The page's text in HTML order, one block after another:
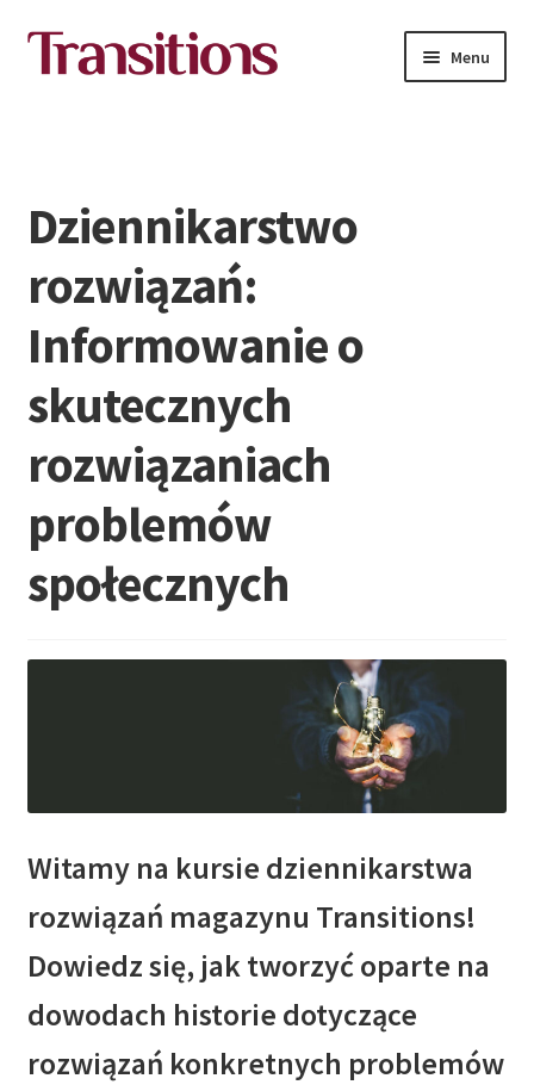
Przejdź
do
Przejdź
do
Menu
Dziennikarstwo
rozwiązań:
Informowanie o
skutecznych
rozwiązaniach
problemów
społecznych
Witamy na kursie dziennikarstwa
rozwiązań magazynu Transitions!
Dowiedz się, jak tworzyć oparte na
dowodach historie dotyczące
rozwiązań konkretnych problemów